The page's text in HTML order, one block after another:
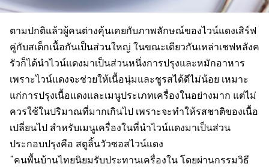
ตามปกติแล้วผู้คนต่างคุ้นเคยกับภาพลักษณ์ของไวน์แดงเสิร์ฟ
คู่กับสเต็กเนื้อกันเป็นส่วนใหญ่ ในขณะเดียวกันเหล่าเชฟหลังค
รัวก็ได้นำไวน์แดงมาเป็นส่วนหนึ่งการปรุงและหมักอาหาร
เพราะไวน์แดงจะช่วยให้เนื้อนุ่มและชูรสได้ดีไม่น้อย เหมาะ
แก่การปรุงเนื้อแดงและเมนูประเภทเครื่องในอย่างมาก แต่ไม่
ควรใช้ในปริมาณที่มากเกินไป เพราะจะทำให้รสชาติของเนื้อ
เปลี่ยนไป สำหรับเมนูเครื่องในที่นำไวน์แดงมาเป็นส่วน
ประกอบปรุงคือ สตูลิ้นวัวซอสไวน์แดง
“คนพื้นบ้านไทยนิยมรับประทานเครื่องใน โดยผ่านกรรมวิธี